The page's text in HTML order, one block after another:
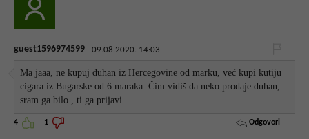
guest1596974599 09.08.2020. 14:03
Ma jaaa, ne kupuj duhan iz Hercegovine od marku, već kupi kutiju
cigara iz Bugarske od 6 maraka. Čim vidiš da neko prodaje duhan,
sram ga bilo , ti ga prijavi
4 1 Odgovori